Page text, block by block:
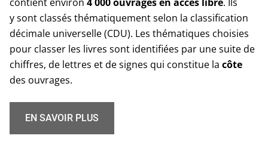
y sont clas­sés thé­ma­ti­que­ment selon la clas­si­fi­ca­tion
déci­male uni­ver­selle (CDU). Les thé­ma­tiques choi­sies
pour clas­ser les livres sont iden­ti­fiées par une suite de
chiffres, de lettres et de signes qui consti­tue la côte
des ouvrages.
EN SAVOIR PLUS